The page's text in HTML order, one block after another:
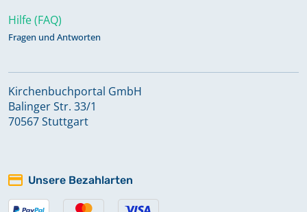
Hilfe (FAQ)
Fragen und Antworten
Kirchenbuchportal GmbH
Balinger Str. 33/1
70567 Stuttgart
Unsere Bezahlarten